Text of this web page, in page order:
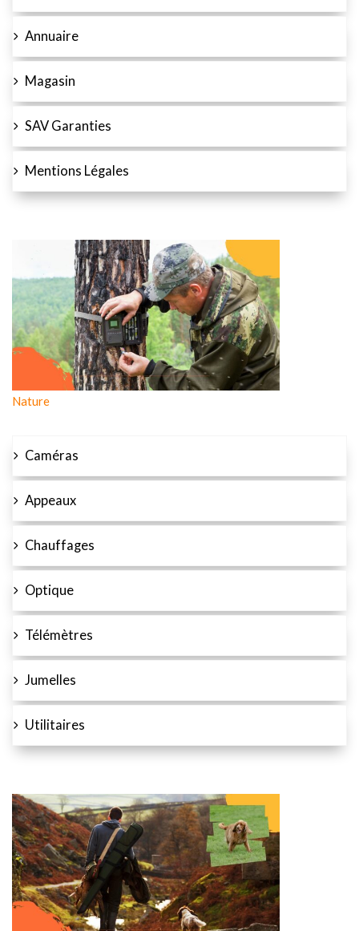
Annuaire
Magasin
SAV Garanties
Mentions Légales
Nature
Caméras
Appeaux
Chauffages
Optique
Télémètres
Jumelles
Utilitaires